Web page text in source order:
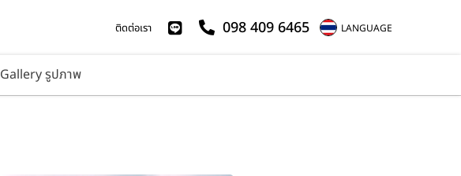
ติดต่อเรา 098 409 6465 LANGUAGE
Gallery รูปภาพ